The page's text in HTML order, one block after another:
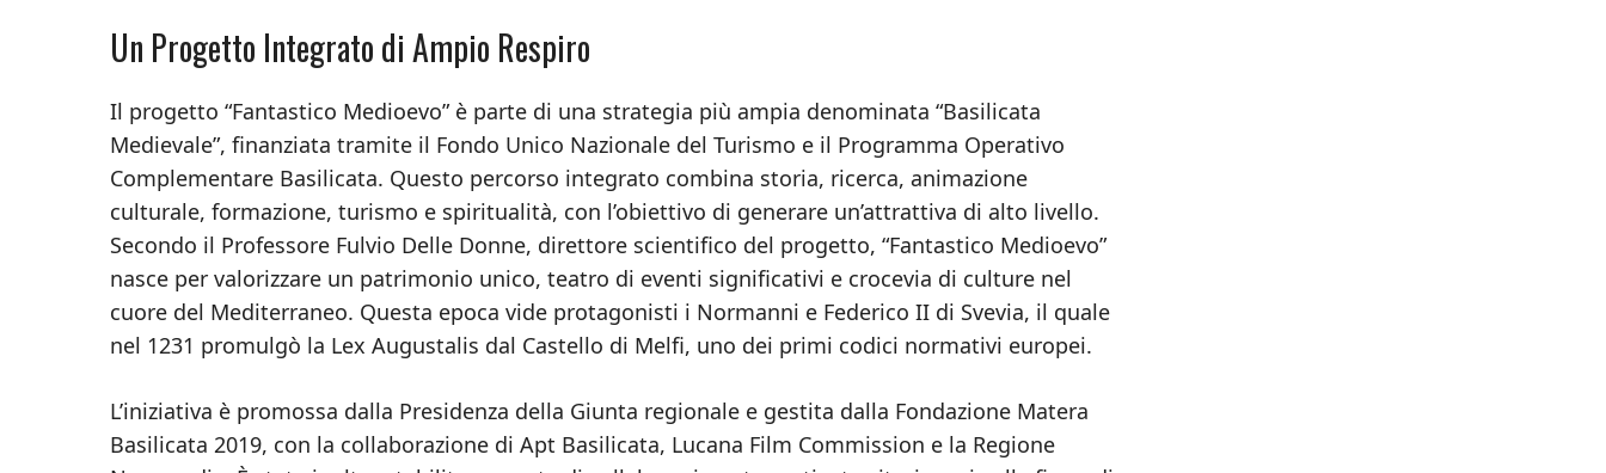
Un Progetto Integrato di Ampio Respiro
Il progetto “Fantastico Medioevo” è parte di una strategia più ampia denominata “Basilicata
Medievale”, finanziata tramite il Fondo Unico Nazionale del Turismo e il Programma Operativo
Complementare Basilicata. Questo percorso integrato combina storia, ricerca, animazione
culturale, formazione, turismo e spiritualità, con l’obiettivo di generare un’attrattiva di alto livello.
Secondo il Professore Fulvio Delle Donne, direttore scientifico del progetto, “Fantastico Medioevo”
nasce per valorizzare un patrimonio unico, teatro di eventi significativi e crocevia di culture nel
cuore del Mediterraneo. Questa epoca vide protagonisti i Normanni e Federico II di Svevia, il quale
nel 1231 promulgò la Lex Augustalis dal Castello di Melfi, uno dei primi codici normativi europei.
L’iniziativa è promossa dalla Presidenza della Giunta regionale e gestita dalla Fondazione Matera
Basilicata 2019, con la collaborazione di Apt Basilicata, Lucana Film Commission e la Regione